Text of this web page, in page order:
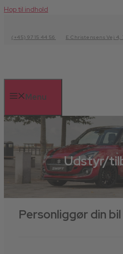
Hop til indhold
(+45) 97 15 44 56 E Christensens Vej 4,
Menu
Udstyr/
Personliggør din bil